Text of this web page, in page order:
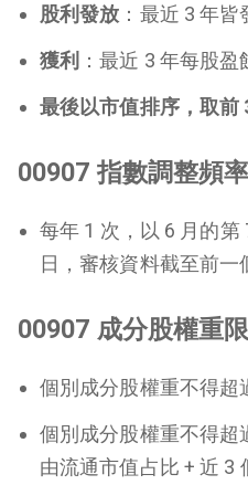
股利發放 ：最近 3 年皆
獲利 ：最近 3 年每股盈
最後以市值排序，取前
00907 指數調整頻率
每年 1 次，以 6 月的
日，審核資料截至前一
00907 成分股權重
個別成分股權重不得超
個別成分股權重不得超
由流通市值占比 + 近 3